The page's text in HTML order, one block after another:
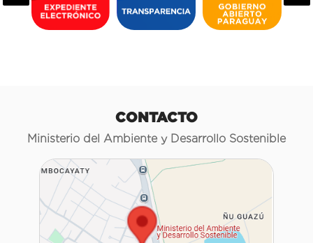
CONTACTO
Ministerio del Ambiente y Desarrollo Sostenible